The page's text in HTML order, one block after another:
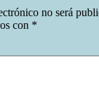
no será
con *